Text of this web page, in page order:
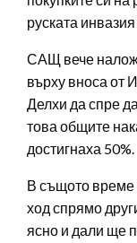
руската
САЩ вече
върху вноса от
Делхи да спре
това общите
достигнаха 50%.
В същото време
ход спрямо
ясно и дали ще